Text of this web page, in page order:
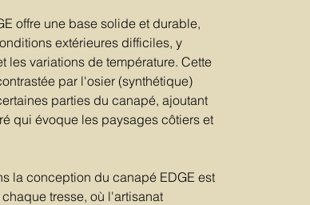
offre une base solide et durable,
extérieures difficiles, y
les variations de température. Cette
par l'osier (synthétique)
parties du canapé, ajoutant
qui évoque les paysages côtiers et
la conception du canapé EDGE est
tresse, où l'artisanat